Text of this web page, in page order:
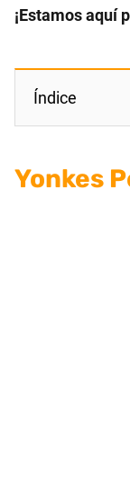
¡Estamos aquí
Índice
Yonkes